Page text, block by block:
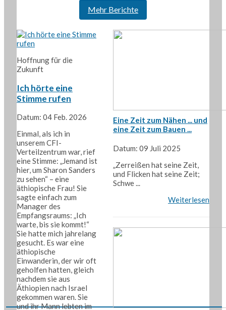
Mehr Berichte
Hoffnung für die
Zukunft
Ich hörte eine
Stimme rufen
Datum: 04 Feb. 2026
Einmal, als ich in
unserem CFI-
Verteilzentrum war, rief
eine Stimme: „Jemand ist
hier, um Sharon Sanders
zu sehen“ – eine
äthiopische Frau! Sie
sagte einfach zum
Manager des
Empfangsraums: „Ich
warte, bis sie kommt!“
Sie hatte mich jahrelang
gesucht. Es war eine
äthiopische
Einwanderin, der wir oft
geholfen hatten, gleich
nachdem sie aus
Äthiopien nach Israel
gekommen waren. Sie
und ihr Mann lebten im
Eine Zeit zum Nähen ... und
eine Zeit zum Bauen ...
Datum: 09 Juli 2025
„Zerreißen hat seine Zeit,
und Flicken hat seine Zeit;
Schwe ...
Weiterlesen